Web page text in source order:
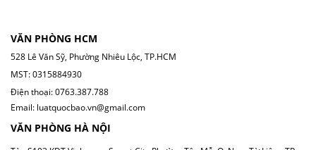
VĂN PHÒNG HCM
528 Lê Văn Sỹ, Phường Nhiêu Lộc, TP.HCM
MST: 0315884930
Điện thoại: 0763.387.788
Email: luatquocbao.vn@gmail.com
VĂN PHÒNG HÀ NỘI